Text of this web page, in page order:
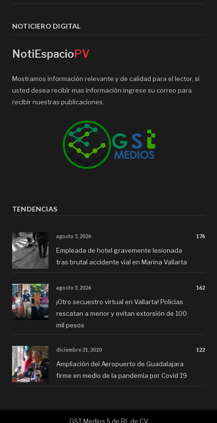
NOTICIERO DIGITAL
NotiEspacioPV
Mostramos información relevante y de calidad para el lector, si
usted desea recibir mas información ingrese su correo para
recibir nuestras publicaciones.
TENDENCIAS
agosto 5, 2026 176
Empleada de hotel gravemente lesionada
tras brutal accidente vial en Marina Vallarta
agosto 5, 2026 162
¡Otro secuestro virtual en Vallarta! Policías
rescatan a menor y evitan extorsión de 100
mil pesos
diciembre 31, 2020 122
Ampliación del Aeropuerto de Guadalajara
firme en medio de la pandemia por Covid 19
GST Medios S de RL de CV